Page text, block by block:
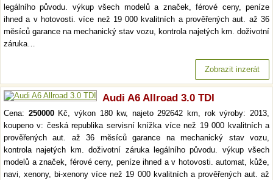
legálního původu. výkup všech modelů a značek, férové ceny, peníze
ihned a v hotovosti. více než 19 000 kvalitních a prověřených aut. až 36
měsíců garance na mechanický stav vozu, kontrola najetých km. doživotní
záruka…
Zobrazit inzerát
Audi A6 Allroad 3.0 TDI
Cena: 250000Kč, výkon 180 kw, najeto 292642 km, rok výroby: 2013,
koupeno v: česká republika servisní knížka více než 19 000 kvalitních a
prověřených aut. až 36 měsíců garance na mechanický stav vozu,
kontrola najetých km. doživotní záruka legálního původu. výkup všech
modelů a značek, férové ceny, peníze ihned a v hotovosti. automat, kůže,
navi, xenony, bi-xenony více než 19 000 kvalitních a prověřených aut. až